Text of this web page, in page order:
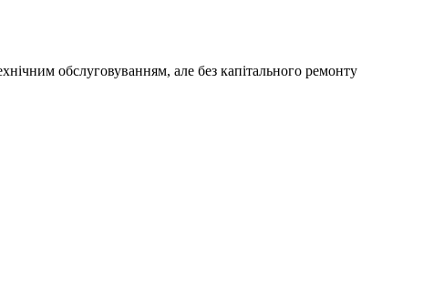
обслуговуванням, але без капітального ремонту